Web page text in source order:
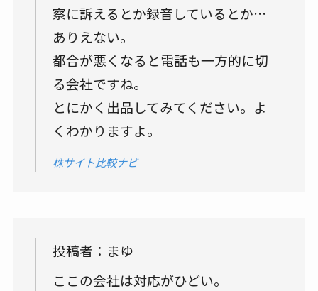
察に訴えるとか録音しているとか…
ありえない。
都合が悪くなると電話も一方的に切
る会社ですね。
とにかく出品してみてください。よ
くわかりますよ。
株サイト比較ナビ
投稿者：まゆ
ここの会社は対応がひどい。